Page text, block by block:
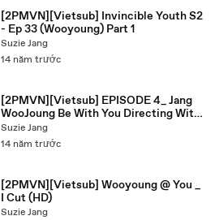
[2PMVN][Vietsub] Invincible Youth S2
- Ep 33 (Wooyoung) Part 1
Suzie Jang
14 năm trước
[2PMVN][Vietsub] EPISODE 4_ Jang
WooJoung Be With You Directing With
JunHo
Suzie Jang
14 năm trước
[2PMVN][Vietsub] Wooyoung @ You _
I Cut (HD)
Suzie Jang